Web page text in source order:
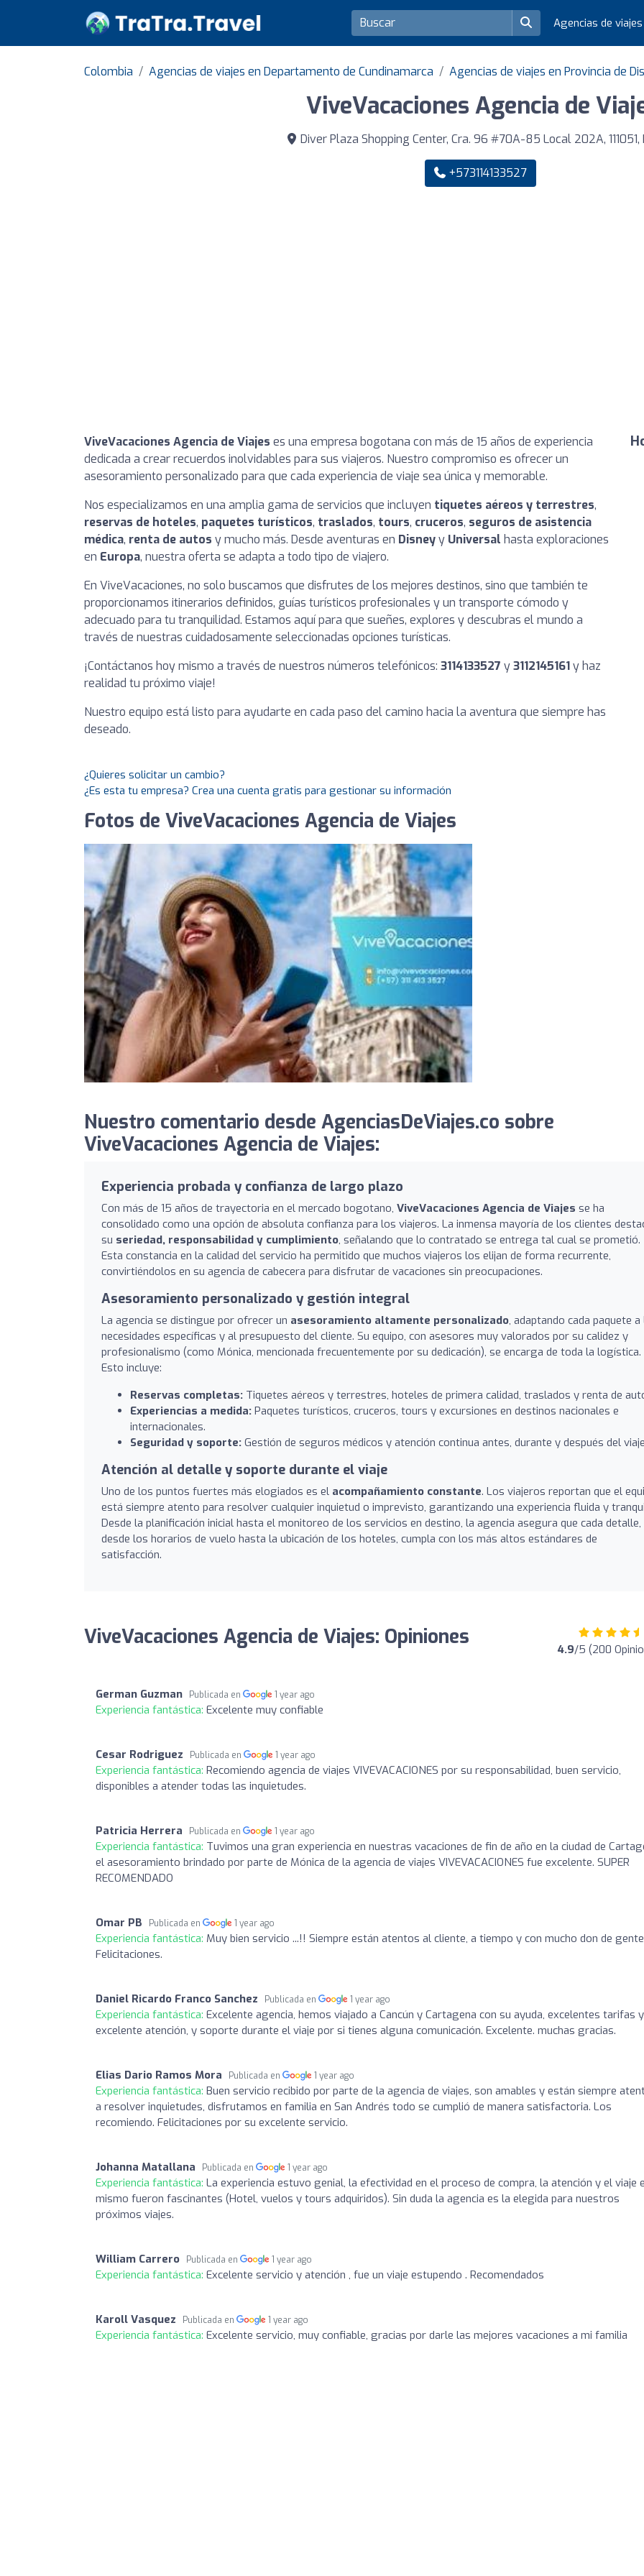
Agencias de
Colombia Agencias de viajes en Departamento de Cundinamarca Agencias de viajes en Provincia de
ViveVacaciones Agencia de
Diver Plaza Shopping Center, Cra. 96 #70A-85 Local 202A,
+573114133527
ViveVacaciones Agencia de Viajes es una empresa bogotana con más de 15 años de experiencia
dedicada a crear recuerdos inolvidables para sus viajeros. Nuestro compromiso es ofrecer un
asesoramiento personalizado para que cada experiencia de viaje sea única y memorable.
Nos especializamos en una amplia gama de servicios que incluyen tiquetes aéreos y terrestres,
reservas de hoteles, paquetes turísticos, traslados, tours, cruceros, seguros de asistencia
médica, renta de autos y mucho más. Desde aventuras en Disneyy Universal hasta exploraciones
en Europa, nuestra oferta se adapta a todo tipo de viajero.
En ViveVacaciones, no solo buscamos que disfrutes de los mejores destinos, sino que también te
proporcionamos itinerarios definidos, guías turísticos profesionales y un transporte cómodo y
adecuado para tu tranquilidad. Estamos aquí para que sueñes, explores y descubras el mundo a
través de nuestras cuidadosamente seleccionadas opciones turísticas.
¡Contáctanos hoy mismo a través de nuestros números telefónicos: 3114133527 y3112145161y haz
realidad tu próximo viaje!
Nuestro equipo está listo para ayudarte en cada paso del camino hacia la aventura que siempre has
deseado.
¿Quieres solicitar un cambio?
¿Es esta tu empresa? Crea una cuenta gratis para gestionar su información
Fotos de ViveVacaciones Agencia de Viajes
Nuestro comentario desde AgenciasDeViajes.co sobre
ViveVacaciones Agencia de Viajes:
Experiencia probada y confianza de largo plazo
Con más de 15 años de trayectoria en el mercado bogotano, ViveVacaciones Agencia de Viajes se ha
consolidado como una opción de absoluta confianza para los viajeros. La inmensa mayoría de los clientes
su seriedad, responsabilidad y cumplimiento, señalando que lo contratado se entrega tal cual se prometió.
Esta constancia en la calidad del servicio ha permitido que muchos viajeros los elijan de forma recurrente,
convirtiéndolos en su agencia de cabecera para disfrutar de vacaciones sin preocupaciones.
Asesoramiento personalizado y gestión integral
La agencia se distingue por ofrecer un asesoramiento altamente personalizado, adaptando cada paquete a
necesidades específicas y al presupuesto del cliente. Su equipo, con asesores muy valorados por su calidez y
profesionalismo (como Mónica, mencionada frecuentemente por su dedicación), se encarga de toda la logística.
Esto incluye:
Reservas completas: Tiquetes aéreos y terrestres, hoteles de primera calidad, traslados y renta de
Experiencias a medida: Paquetes turísticos, cruceros, tours y excursiones en destinos nacionales e
internacionales.
Seguridad y soporte: Gestión de seguros médicos y atención continua antes, durante y después del
Atención al detalle y soporte durante el viaje
Uno de los puntos fuertes más elogiados es el acompañamiento constante. Los viajeros reportan que el
está siempre atento para resolver cualquier inquietud o imprevisto, garantizando una experiencia fluida y
Desde la planificación inicial hasta el monitoreo de los servicios en destino, la agencia asegura que cada detalle,
desde los horarios de vuelo hasta la ubicación de los hoteles, cumpla con los más altos estándares de
satisfacción.
ViveVacaciones Agencia de Viajes: Opiniones 4.9/5 (200
German Guzman Publicada en 1 year ago
Experiencia fantástica: Excelente muy confiable
Cesar Rodriguez Publicada en 1 year ago
Experiencia fantástica: Recomiendo agencia de viajes VIVEVACACIONES por su responsabilidad, buen servicio,
disponibles a atender todas las inquietudes.
Patricia Herrera Publicada en 1 year ago
Experiencia fantástica: Tuvimos una gran experiencia en nuestras vacaciones de fin de año en la ciudad de
el asesoramiento brindado por parte de Mónica de la agencia de viajes VIVEVACACIONES fue excelente. SUPER
RECOMENDADO
Omar PB Publicada en 1 year ago
Experiencia fantástica: Muy bien servicio ...!! Siempre están atentos al cliente, a tiempo y con mucho don de
Felicitaciones.
Daniel Ricardo Franco Sanchez Publicada en 1 year ago
Experiencia fantástica: Excelente agencia, hemos viajado a Cancún y Cartagena con su ayuda, excelentes tarifas y
excelente atención, y soporte durante el viaje por si tienes alguna comunicación. Excelente. muchas gracias.
Elias Dario Ramos Mora Publicada en 1 year ago
Experiencia fantástica: Buen servicio recibido por parte de la agencia de viajes, son amables y están siempre
a resolver inquietudes, disfrutamos en familia en San Andrés todo se cumplió de manera satisfactoria. Los
recomiendo. Felicitaciones por su excelente servicio.
Johanna Matallana Publicada en 1 year ago
Experiencia fantástica: La experiencia estuvo genial, la efectividad en el proceso de compra, la atención y el viaje
mismo fueron fascinantes (Hotel, vuelos y tours adquiridos). Sin duda la agencia es la elegida para nuestros
próximos viajes.
William Carrero Publicada en 1 year ago
Experiencia fantástica: Excelente servicio y atención , fue un viaje estupendo . Recomendados
Karoll Vasquez Publicada en 1 year ago
Experiencia fantástica: Excelente servicio, muy confiable, gracias por darle las mejores vacaciones a mi familia